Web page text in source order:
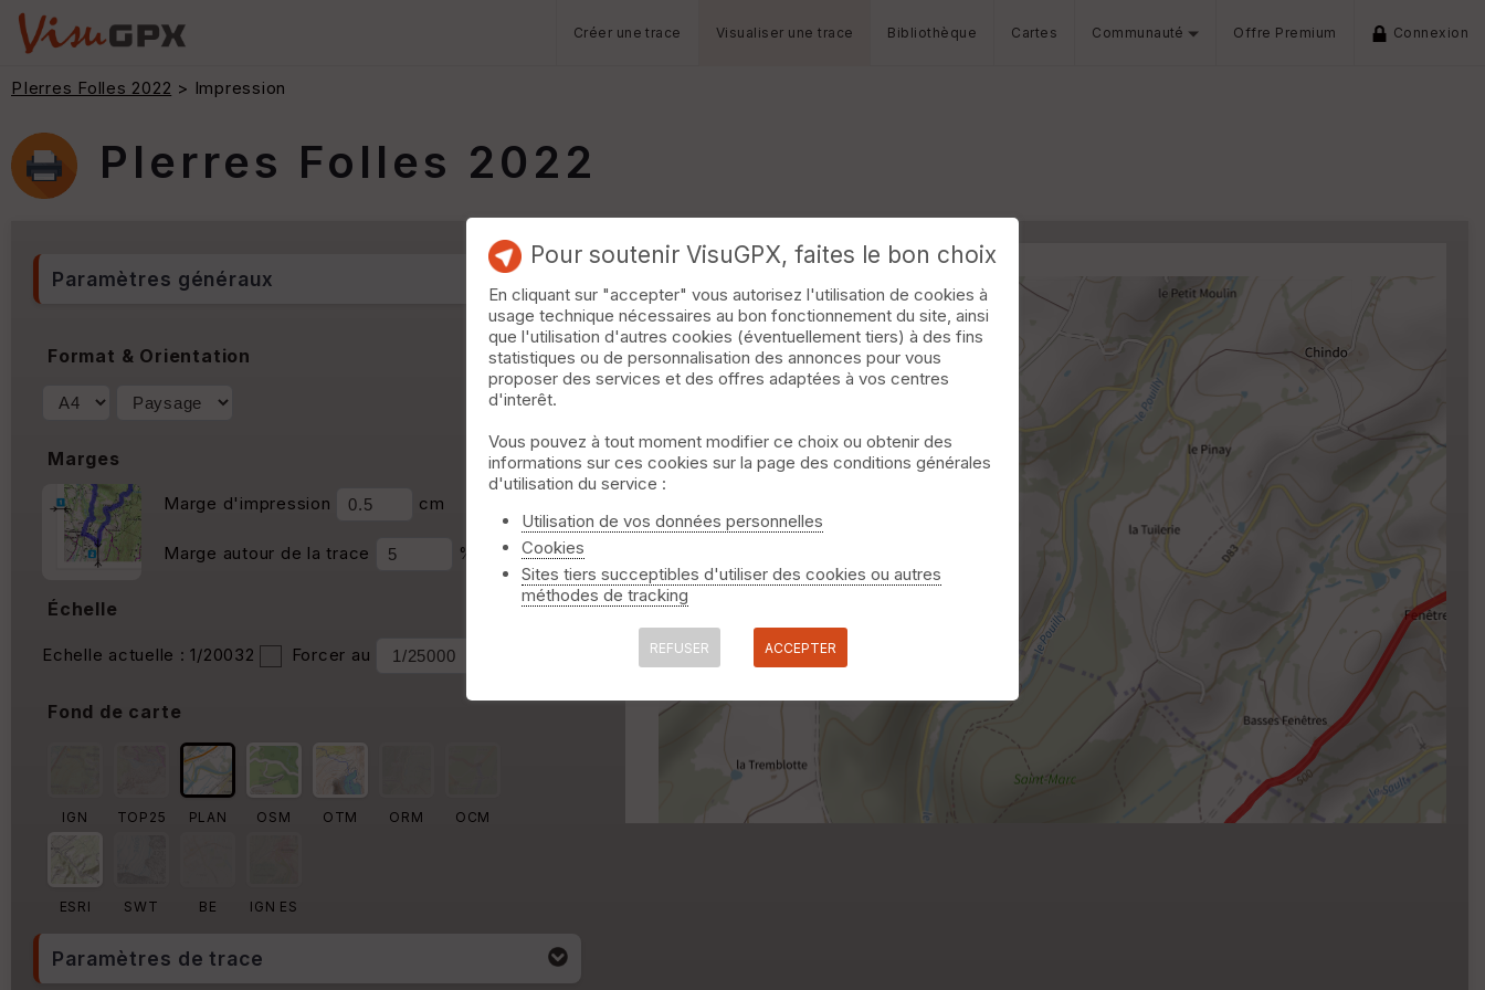
Créer une trace Visualiser une trace Bibliothèque Cartes Communauté Offre Premium Connexion
PIerres Folles 2022 > Impression
PIerres Folles 2022
Paramètres généraux
Format & Orientation
Marges
Marge d'impression cm
Marge autour de la trace %
Échelle
Echelle actuelle : 1/20032 Forcer au
Fond de carte
IGN TOP25 PLAN OSM OTM ORM OCM
ESRI SWT BE IGN ES
Paramètres de trace
Pour soutenir VisuGPX, faites le bon choix
En cliquant sur "accepter" vous autorisez l'utilisation de cookies à
usage technique nécessaires au bon fonctionnement du site, ainsi
que l'utilisation d'autres cookies (éventuellement tiers) à des fins
statistiques ou de personnalisation des annonces pour vous
proposer des services et des offres adaptées à vos centres
d'interêt.
Vous pouvez à tout moment modifier ce choix ou obtenir des
informations sur ces cookies sur la page des conditions générales
d'utilisation du service :
Utilisation de vos données personnelles
Cookies
Sites tiers succeptibles d'utiliser des cookies ou autres
méthodes de tracking
REFUSER ACCEPTER